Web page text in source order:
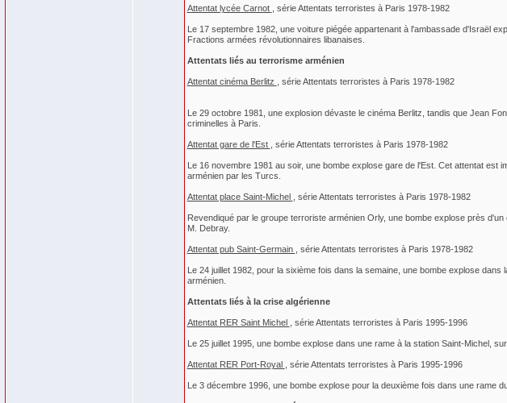
Attentat lycée Carnot , série Attentats terroristes à Paris 1978-1982
Le 17 septembre 1982, une voiture piégée appartenant à l'ambassade d'Israël
Fractions armées révolutionnaires libanaises.
Attentats liés au terrorisme arménien
Attentat cinéma Berlitz , série Attentats terroristes à Paris 1978-1982
Le 29 octobre 1981, une explosion dévaste le cinéma Berlitz, tandis que Jean
criminelles à Paris.
Attentat gare de l'Est , série Attentats terroristes à Paris 1978-1982
Le 16 novembre 1981 au soir, une bombe explose gare de l'Est. Cet attentat
arménien par les Turcs.
Attentat place Saint-Michel , série Attentats terroristes à Paris 1978-1982
Revendiqué par le groupe terroriste arménien Orly, une bombe explose près
M. Debray.
Attentat pub Saint-Germain , série Attentats terroristes à Paris 1978-1982
Le 24 juillet 1982, pour la sixième fois dans la semaine, une bombe explose
arménien.
Attentats liés à la crise algérienne
Attentat RER Saint Michel , série Attentats terroristes à Paris 1995-1996
Le 25 juillet 1995, une bombe explose dans une rame à la station Saint-Michel,
Attentat RER Port-Royal , série Attentats terroristes à Paris 1995-1996
Le 3 décembre 1996, une bombe explose pour la deuxième fois dans une rame